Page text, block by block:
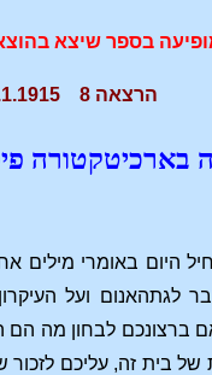
בספר שיצא
הרצאה 8 4.1.1915
בארכיטקטורה
היום באומרי מילים
לגתהאנום ועל
ברצונכם לבחון מה הם
של בית זה, עליכם